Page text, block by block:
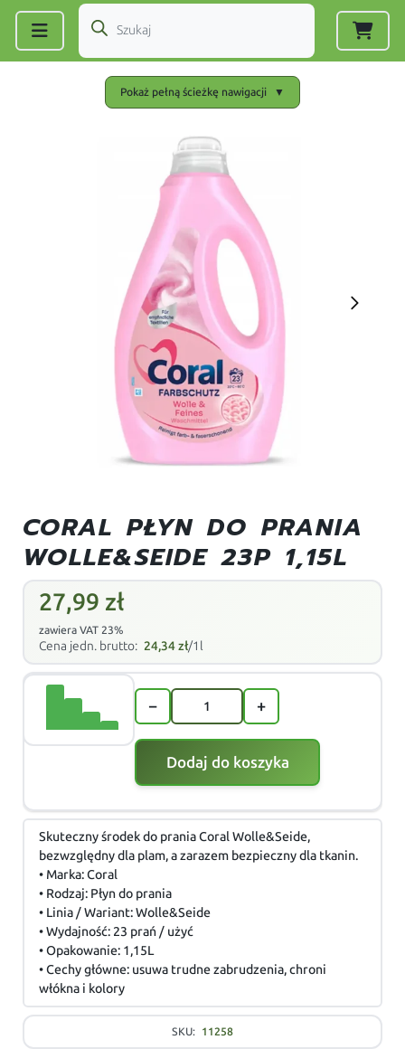
Pokaż pełną ścieżkę nawigacji ▼
CORAL PŁYN DO PRANIA
WOLLE&SEIDE 23P 1,15L
27,99 zł
zawiera VAT 23%
Cena jedn. brutto: 24,34zł/1l
− +
Dodaj do koszyka
Skuteczny środek do prania Coral Wolle&Seide,
bezwzględny dla plam, a zarazem bezpieczny dla tkanin.
• Marka: Coral
• Rodzaj: Płyn do prania
• Linia / Wariant: Wolle&Seide
• Wydajność: 23 prań / użyć
• Opakowanie: 1,15L
• Cechy główne: usuwa trudne zabrudzenia, chroni
włókna i kolory
SKU: 11258